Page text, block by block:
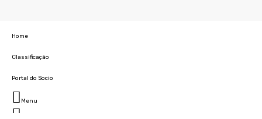
Home
Classificação
Portal do Socio
Menu